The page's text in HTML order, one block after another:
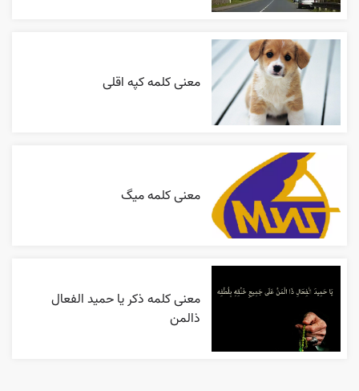
معنی کلمه کپه اقلی
معنی کلمه میگ
معنی کلمه ذکر یا حمید الفعال
ذالمن